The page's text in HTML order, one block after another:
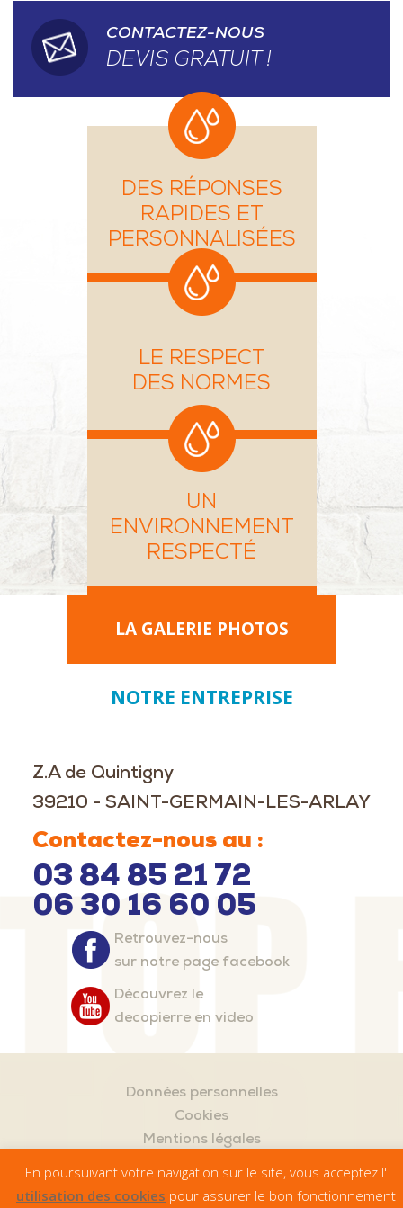
CONTACTEZ-NOUS
DEVIS GRATUIT !
DES RÉPONSES
RAPIDES ET
PERSONNALISÉES
LE RESPECT
DES NORMES
UN
ENVIRONNEMENT
RESPECTÉ
LA GALERIE PHOTOS
NOTRE ENTREPRISE
Z.A de Quintigny
39210 - SAINT-GERMAIN-LES-ARLAY
Contactez-nous au :
03 84 85 21 72
06 30 16 60 05
Retrouvez-nous
sur notre page facebook
Découvrez le
decopierre en video
Données personnelles
Cookies
Mentions légales
Publigo 2019
En poursuivant votre navigation sur le site, vous acceptez l'
utilisation des cookies pour assurer le bon fonctionnement